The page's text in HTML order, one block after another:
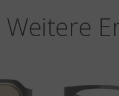
Weitere